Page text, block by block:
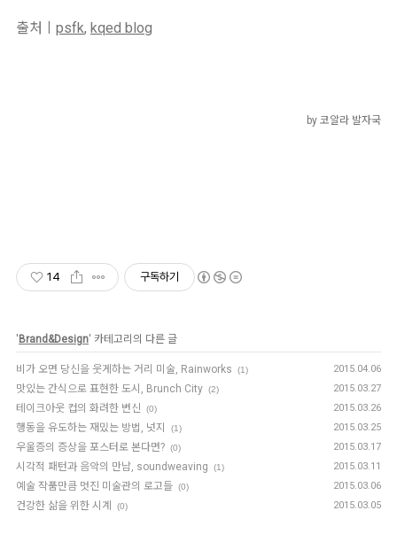
출처ㅣ psfk, kqed blog
by 코알라 발자국
14 구독하기
'Brand&Design' 카테고리의 다른 글
비가 오면 당신을 웃게하는 거리 미술, Rainworks (1) 2015.04.06
맛있는 간식으로 표현한 도시, Brunch City (2) 2015.03.27
테이크아웃 컵의 화려한 변신 (0) 2015.03.26
행동을 유도하는 재밌는 방법, 넛지 (1) 2015.03.25
우울증의 증상을 포스터로 본다면? (0) 2015.03.17
시각적 패턴과 음악의 만남, soundweaving (1) 2015.03.11
예술 작품만큼 멋진 미술관의 로고들 (0) 2015.03.06
건강한 삶을 위한 시계 (0) 2015.03.05